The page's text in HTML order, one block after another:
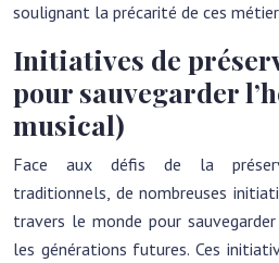
soulignant la précarité de ces
Initiatives de
pour sauvegarder
musical)
Face aux défis de la
traditionnels, de nombreuses
travers le monde pour
les générations futures. Ces